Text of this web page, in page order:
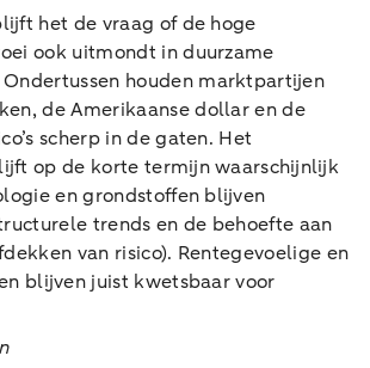
het de vraag of de hoge
ook uitmondt in duurzame
houden marktpartijen
de Amerikaanse dollar en de
scherp in de gaten. Het
op de korte termijn waarschijnlijk
en grondstoffen blijven
trends en de behoefte aan
van risico). Rentegevoelige en
blijven juist kwetsbaar voor